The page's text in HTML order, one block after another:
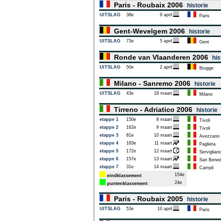
Paris - Roubaix 2006 historie
UITSLAG 38e 9 april Paris
Gent-Wevelgem 2006 historie
UITSLAG 73e 5 april Gent
Ronde van Vlaanderen 2006
UITSLAG 50e 2 april Brugge
Milano - Sanremo 2006 historie
UITSLAG 43e 18 maart Milano
Tirreno - Adriatico 2006 historie
etappe 1 150e 8 maart
Tivoli
etappe 2
162e 9 maart
Tivoli
etappe 3
81e 10 maart
Avezzano
etappe 4
183e 11 maart
Paglieta
etappe 5
172e 12 maart
Servigliano
etappe 6
157e 13 maart
San
etappe 7
31e 14 maart
Campli
eindklassement
154e
puntenklassement
24e
Paris - Roubaix 2005 historie
UITSLAG 53e 10 april Paris